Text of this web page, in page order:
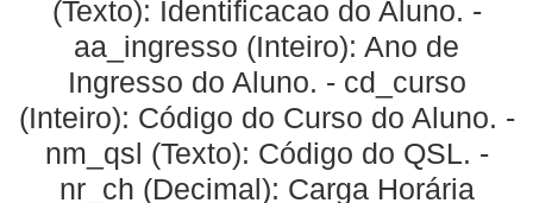
(Texto): Identificacao do Aluno. -
aa_ingresso (Inteiro): Ano de
Ingresso do Aluno. - cd_curso
(Inteiro): Código do Curso do Aluno. -
nm_qsl (Texto): Código do QSL. -
nr_ch (Decimal): Carga Horária